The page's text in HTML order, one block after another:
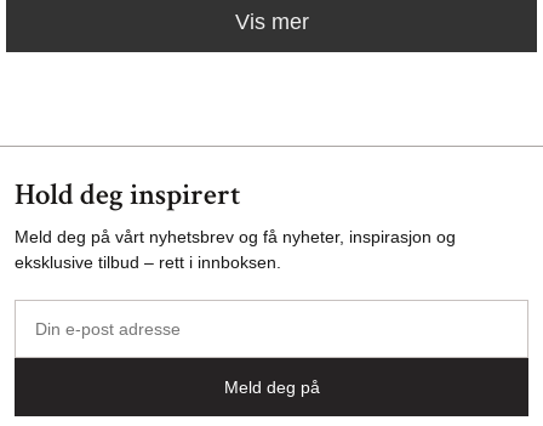
Vis mer
Hold deg inspirert
Meld deg på vårt nyhetsbrev og få nyheter, inspirasjon og
eksklusive tilbud – rett i innboksen.
post
Meld deg på